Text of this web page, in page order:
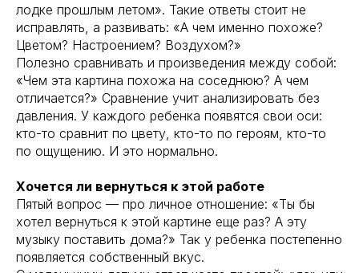
лодке прошлым летом». Такие ответы стоит не
исправлять, а развивать: «А чем именно похоже?
Цветом? Настроением? Воздухом?»
Полезно сравнивать и произведения между собой:
«Чем эта картина похожа на соседнюю? А чем
отличается?» Сравнение учит анализировать без
давления. У каждого ребенка появятся свои оси:
кто-то сравнит по цвету, кто-то по героям, кто-то
по ощущению. И это нормально.
Хочется ли вернуться к этой работе
Пятый вопрос — про личное отношение: «Ты бы
хотел вернуться к этой картине еще раз? А эту
музыку поставить дома?» Так у ребенка постепенно
появляется собственный вкус.